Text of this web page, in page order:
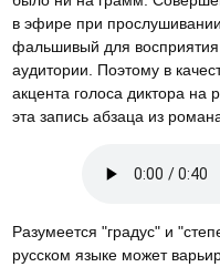
в эфире при прослушивании
фальшивый для
аудитории. Поэтому в
акцента голоса диктора
эта запись абзаца из
Разумеется "градус" и
русском языке может